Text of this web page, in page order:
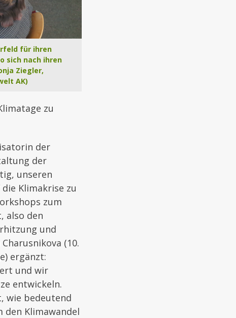
für ihren
sich nach ihren
Ziegler,
AK)
zu
der
der
unseren
Klimakrise zu
zum
also den
und
(10.
ergänzt:
und wir
entwickeln.
wie bedeutend
den Klimawandel